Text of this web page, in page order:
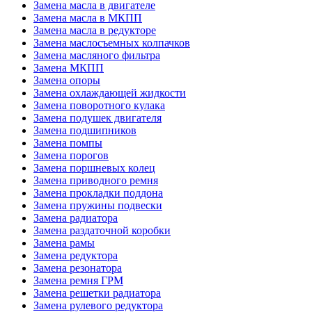
Замена масла в двигателе
Замена масла в МКПП
Замена масла в редукторе
Замена маслосъемных колпачков
Замена масляного фильтра
Замена МКПП
Замена опоры
Замена охлаждающей жидкости
Замена поворотного кулака
Замена подушек двигателя
Замена подшипников
Замена помпы
Замена порогов
Замена поршневых колец
Замена приводного ремня
Замена прокладки поддона
Замена пружины подвески
Замена радиатора
Замена раздаточной коробки
Замена рамы
Замена редуктора
Замена резонатора
Замена ремня ГРМ
Замена решетки радиатора
Замена рулевого редуктора